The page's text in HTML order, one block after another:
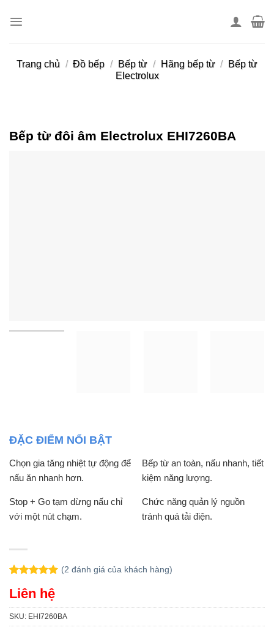
Trang chủ / Đồ bếp / Bếp từ / Hãng bếp từ /
Bếp từ
Electrolux
Bếp từ đôi âm Electrolux EHI7260BA
ĐẶC ĐIỂM NỔI BẬT
Chọn gia tăng nhiệt tự động để
nấu ăn nhanh hơn.
Bếp từ an toàn, nấu nhanh, tiết
kiệm năng lượng.
Stop + Go tạm dừng nấu chỉ
với một nút chạm.
Chức năng quản lý nguồn
tránh quá tải điện.
dựa trên
(2 đánh giá của khách hàng)
Liên hệ
SKU: EHI7260BA